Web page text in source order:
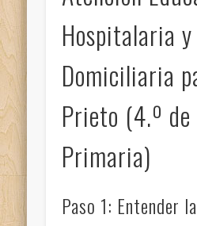
Hospitalaria y
Domiciliaria
Prieto (4.º de
Primaria)
Paso 1: Entender